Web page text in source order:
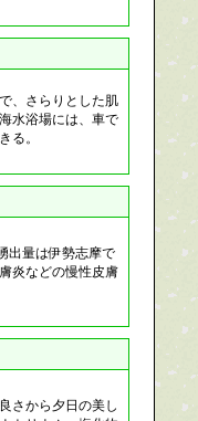
、さらりとした肌
水浴場には、車で
る。
出量は伊勢志摩で
炎などの慢性皮膚
さから夕日の美し